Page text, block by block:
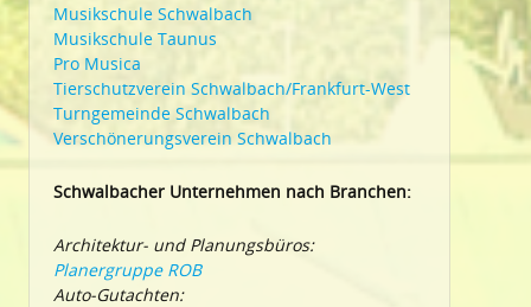
Musikschule Schwalbach
Musikschule Taunus
Pro Musica
Tierschutzverein Schwalbach/Frankfurt-West
Turngemeinde Schwalbach
Verschönerungsverein Schwalbach
Schwalbacher Unternehmen nach Branchen:
Architektur- und Planungsbüros:
Planergruppe ROB
Auto-Gutachten: